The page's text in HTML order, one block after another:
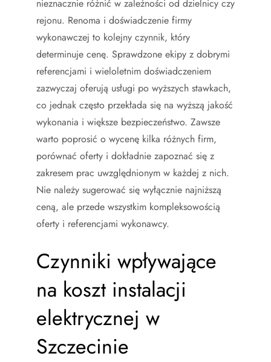
nieznacznie różnić w zależności od dzielnicy czy
rejonu. Renoma i doświadczenie firmy
wykonawczej to kolejny czynnik, który
determinuje cenę. Sprawdzone ekipy z dobrymi
referencjami i wieloletnim doświadczeniem
zazwyczaj oferują usługi po wyższych stawkach,
co jednak często przekłada się na wyższą jakość
wykonania i większe bezpieczeństwo. Zawsze
warto poprosić o wycenę kilka różnych firm,
porównać oferty i dokładnie zapoznać się z
zakresem prac uwzględnionym w każdej z nich.
Nie należy sugerować się wyłącznie najniższą
ceną, ale przede wszystkim kompleksowością
oferty i referencjami wykonawcy.
Czynniki wpływające
na koszt instalacji
elektrycznej w
Szczecinie